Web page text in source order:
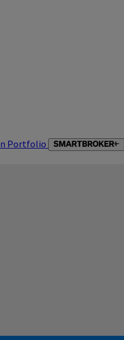
Portfolio